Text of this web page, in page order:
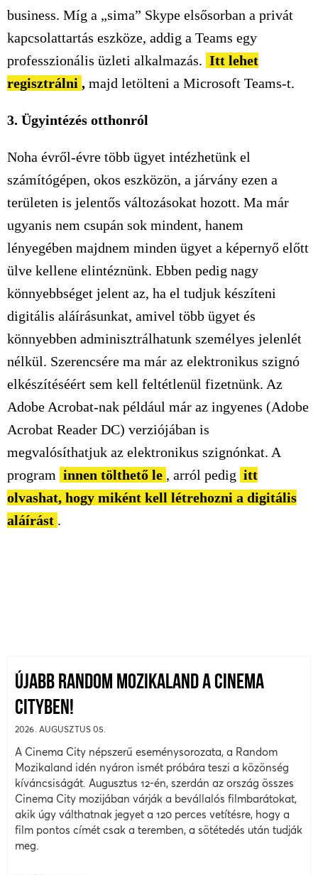
business. Míg a „sima” Skype elsősorban a privát
kapcsolattartás eszköze, addig a Teams egy
professzionális üzleti alkalmazás. Itt lehet
regisztrálni , majd letölteni a Microsoft Teams-t.
3. Ügyintézés otthonról
Noha évről-évre több ügyet intézhetünk el
számítógépen, okos eszközön, a járvány ezen a
területen is jelentős változásokat hozott. Ma már
ugyanis nem csupán sok mindent, hanem
lényegében majdnem minden ügyet a képernyő előtt
ülve kellene elintéznünk. Ebben pedig nagy
könnyebbséget jelent az, ha el tudjuk készíteni
digitális aláírásunkat, amivel több ügyet és
könnyebben adminisztrálhatunk személyes jelenlét
nélkül. Szerencsére ma már az elektronikus szignó
elkészítéséért sem kell feltétlenül fizetnünk. Az
Adobe Acrobat-nak például már az ingyenes (Adobe
Acrobat Reader DC) verziójában is
megvalósíthatjuk az elektronikus szignónkat. A
program innen tölthető le , arról pedig itt
olvashat, hogy miként kell létrehozni a digitális
aláírást .
ÚJABB RANDOM MOZIKALAND A CINEMA
CITYBEN!
2026. AUGUSZTUS 05.
A Cinema City népszerű eseménysorozata, a Random
Mozikaland idén nyáron ismét próbára teszi a közönség
kíváncsiságát. Augusztus 12-én, szerdán az ország összes
Cinema City mozijában várják a bevállalós filmbarátokat,
akik úgy válthatnak jegyet a 120 perces vetítésre, hogy a
film pontos címét csak a teremben, a sötétedés után tudják
meg.